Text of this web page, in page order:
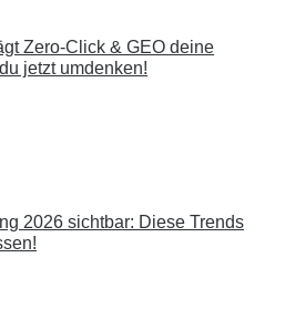
Zero-Click & GEO deine
jetzt umdenken!
2026 sichtbar: Diese Trends